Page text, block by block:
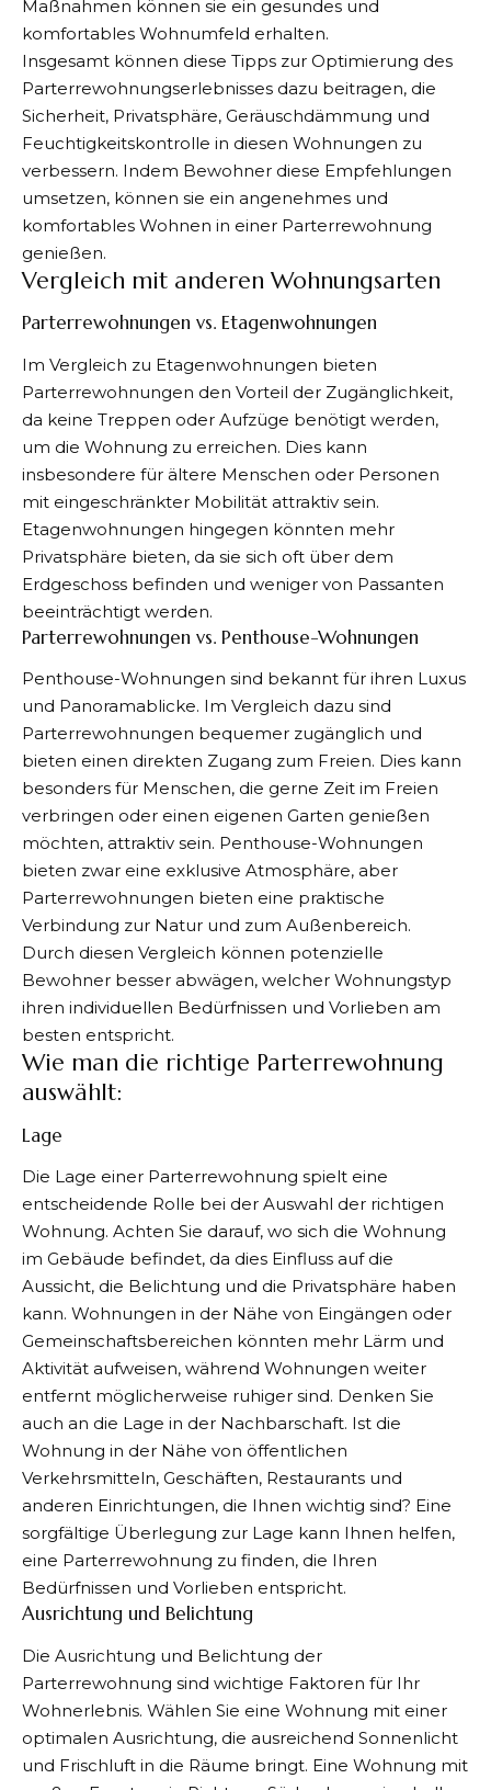
Maßnahmen können sie ein gesundes und
komfortables Wohnumfeld erhalten.
Insgesamt können diese Tipps zur Optimierung des
Parterrewohnungserlebnisses dazu beitragen, die
Sicherheit, Privatsphäre, Geräuschdämmung und
Feuchtigkeitskontrolle in diesen Wohnungen zu
verbessern. Indem Bewohner diese Empfehlungen
umsetzen, können sie ein angenehmes und
komfortables Wohnen in einer Parterrewohnung
genießen.
Vergleich mit anderen Wohnungsarten
Parterrewohnungen vs. Etagenwohnungen
Im Vergleich zu Etagenwohnungen bieten
Parterrewohnungen den Vorteil der Zugänglichkeit,
da keine Treppen oder Aufzüge benötigt werden,
um die Wohnung zu erreichen. Dies kann
insbesondere für ältere Menschen oder Personen
mit eingeschränkter Mobilität attraktiv sein.
Etagenwohnungen hingegen könnten mehr
Privatsphäre bieten, da sie sich oft über dem
Erdgeschoss befinden und weniger von Passanten
beeinträchtigt werden.
Parterrewohnungen vs. Penthouse-Wohnungen
Penthouse-Wohnungen sind bekannt für ihren Luxus
und Panoramablicke. Im Vergleich dazu sind
Parterrewohnungen bequemer zugänglich und
bieten einen direkten Zugang zum Freien. Dies kann
besonders für Menschen, die gerne Zeit im Freien
verbringen oder einen eigenen Garten genießen
möchten, attraktiv sein. Penthouse-Wohnungen
bieten zwar eine exklusive Atmosphäre, aber
Parterrewohnungen bieten eine praktische
Verbindung zur Natur und zum Außenbereich.
Durch diesen Vergleich können potenzielle
Bewohner besser abwägen, welcher Wohnungstyp
ihren individuellen Bedürfnissen und Vorlieben am
besten entspricht.
Wie man die richtige Parterrewohnung
auswählt:
Lage
Die Lage einer Parterrewohnung spielt eine
entscheidende Rolle bei der Auswahl der richtigen
Wohnung. Achten Sie darauf, wo sich die Wohnung
im Gebäude befindet, da dies Einfluss auf die
Aussicht, die Belichtung und die Privatsphäre haben
kann. Wohnungen in der Nähe von Eingängen oder
Gemeinschaftsbereichen könnten mehr Lärm und
Aktivität aufweisen, während Wohnungen weiter
entfernt möglicherweise ruhiger sind. Denken Sie
auch an die Lage in der Nachbarschaft. Ist die
Wohnung in der Nähe von öffentlichen
Verkehrsmitteln, Geschäften, Restaurants und
anderen Einrichtungen, die Ihnen wichtig sind? Eine
sorgfältige Überlegung zur Lage kann Ihnen helfen,
eine Parterrewohnung zu finden, die Ihren
Bedürfnissen und Vorlieben entspricht.
Ausrichtung und Belichtung
Die Ausrichtung und Belichtung der
Parterrewohnung sind wichtige Faktoren für Ihr
Wohnerlebnis. Wählen Sie eine Wohnung mit einer
optimalen Ausrichtung, die ausreichend Sonnenlicht
und Frischluft in die Räume bringt. Eine Wohnung mit